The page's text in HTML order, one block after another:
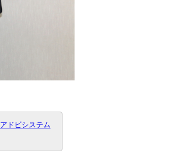
アドビシステム